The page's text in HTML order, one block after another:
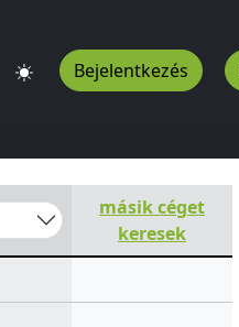
Bejelentkezés
másik céget
keresek